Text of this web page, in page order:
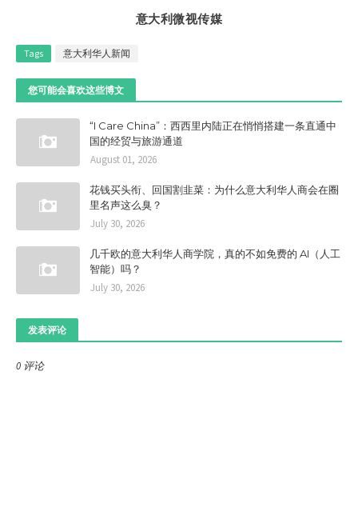
意大利微视传媒
Tags 意大利华人新闻
您可能会喜欢这些博文
“I Care China”：西西里内陆正在悄悄搭建一条直通中
国的经贸与旅游通道
August 01, 2026
花钱买头衔、回国割韭菜：为什么意大利华人商会在圈
里名声这么臭？
July 30, 2026
几千欧的意大利华人商学院，真的不如免费的 AI（人工
智能）吗？
July 30, 2026
发表评论
0 评论